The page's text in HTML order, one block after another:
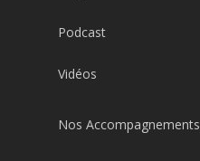
Podcast
Vidéos
Nos Accompagnements